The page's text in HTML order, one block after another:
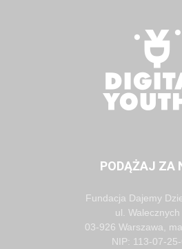
PODĄŻAJ ZA
Fundacja Dajemy
ul. Walecznych
03-926 Warszawa,
NIP: 113-07-